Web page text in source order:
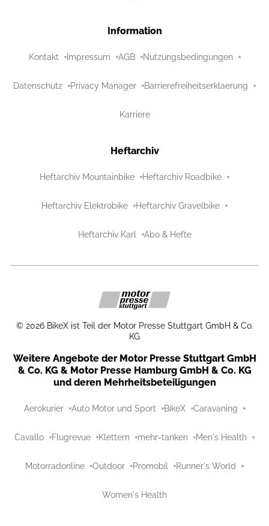
Information
Kontakt Impressum AGB Nutzungsbedingungen
Datenschutz Privacy Manager Barrierefreiheitserklaerung
Karriere
Heftarchiv
Heftarchiv Mountainbike Heftarchiv Roadbike
Heftarchiv Elektrobike Heftarchiv Gravelbike
Heftarchiv Karl Abo & Hefte
© 2026 BikeX ist Teil der Motor Presse Stuttgart GmbH & Co.
KG
Weitere Angebote der Motor Presse Stuttgart GmbH
& Co. KG & Motor Presse Hamburg GmbH & Co. KG
und deren Mehrheitsbeteiligungen
Aerokurier Auto Motor und Sport BikeX Caravaning
Cavallo Flugrevue Klettern mehr-tanken Men's Health
Motorradonline Outdoor Promobil Runner's World
Women's Health